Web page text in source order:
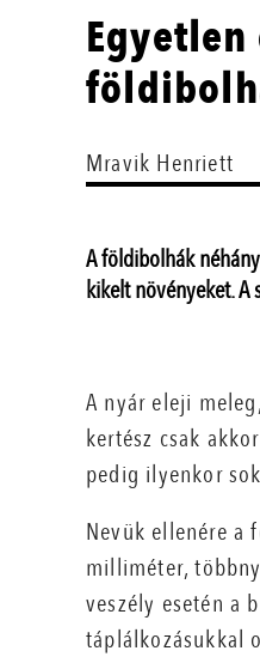
Mravik Henriett
A földibolhák
kikelt növényeket. A
A nyár eleji
kertész csak
pedig ilyenkor
Nevük ellenére a
milliméter,
veszély esetén a
táplálkozásukkal